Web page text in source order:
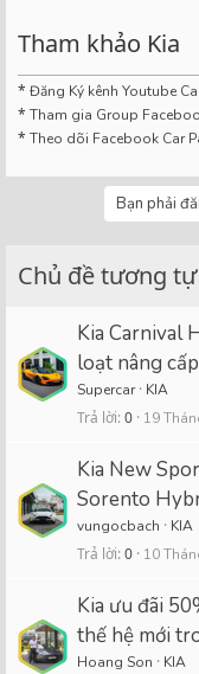
Tham khảo Kia
* Đăng Ký kênh Youtube
* Tham gia Group
* Theo dõi Facebook Car
Bạn phải
Chủ đề tương tự
Kia Carnival
loạt nâng
Supercar KIA
Trả lời 0 19
Kia New
Sorento
vungocbach KIA
Trả lời 0 10
Kia ưu đãi
thế hệ mới
Hoang Son KIA